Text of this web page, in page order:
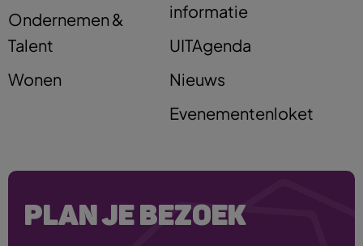
Ondernemen &
Talent
Wonen
informatie
UITAgenda
Nieuws
Evenementenloket
PLAN JE BEZOEK